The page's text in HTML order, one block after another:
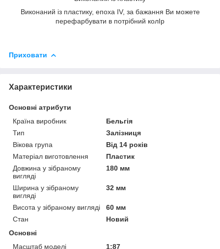
Виконаний із пластику, епоха IV, за бажання Ви можете
перефарбувати в потрiбний колIр
Приховати
Характеристики
Основні атрибути
Країна виробник
Бельгія
Тип
Залізниця
Вікова група
Від 14 років
Матеріал виготовлення
Пластик
Довжина у зібраному
вигляді
180 мм
Ширина у зібраному
вигляді
32 мм
Висота у зібраному вигляді
60 мм
Стан
Новий
Основні
Масштаб моделі
1:87